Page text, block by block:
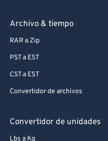
Archivo & tiempo
RAR a Zip
PST a EST
CST a EST
Convertidor de archivos
Convertidor de unidades
Lbs a Kg